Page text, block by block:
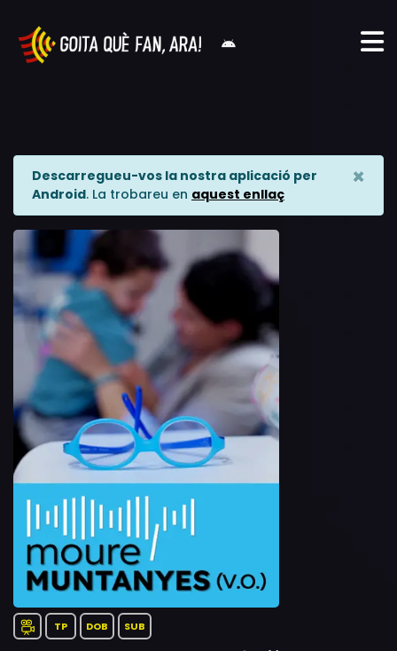
Descarregueu-vos la nostra aplicació per
Android. La trobareu en aquest enllaç
×
TP DOB SUB